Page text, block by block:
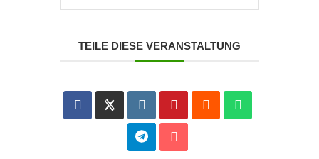
TEILE DIESE VERANSTALTUNG